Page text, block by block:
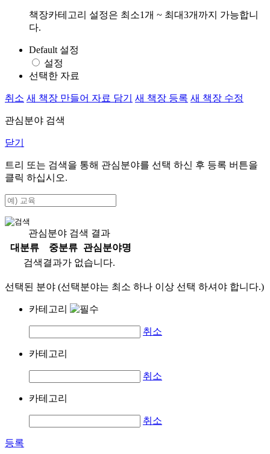
책장카테고리 설정은 최소1개 ~ 최대3개까지 가능합니
다.
Default 설정
설정
선택한 자료
취소 새 책장 만들어 자료 담기 새 책장 등록 새 책장 수정
관심분야 검색
닫기
트리 또는 검색을 통해 관심분야를 선택 하신 후 등록 버튼을
클릭 하십시오.
관심분야 검색 결과
대분류
중분류
관심분야명
검색결과가 없습니다.
선택된 분야 (선택분야는 최소 하나 이상 선택 하셔야 합니다.)
카테고리
취소
카테고리
취소
카테고리
취소
등록